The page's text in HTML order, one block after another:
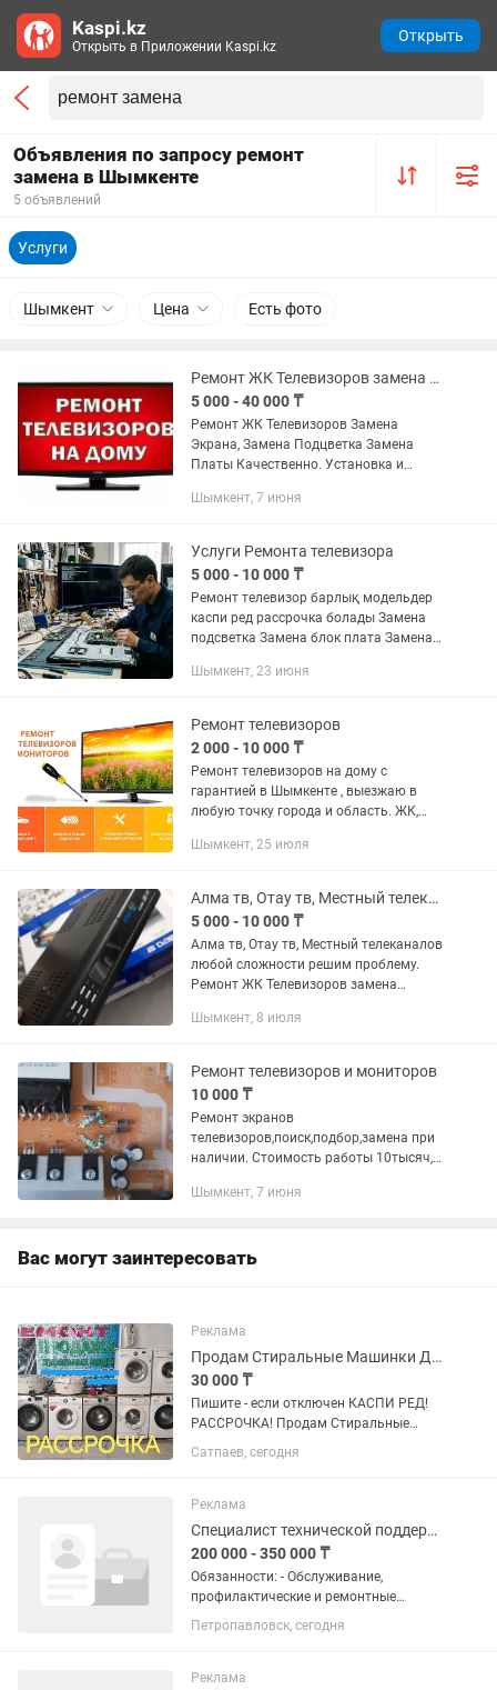
Объявления по запросу ремонт
замена в Шымкенте
5 объявлений
Услуги
Шымкент Цена Есть фото
Ремонт ЖК Телевизоров замена Экран и подцветка
5 000 - 40 000 ₸
Ремонт ЖК Телевизоров Замена
Экрана, Замена Подцветка Замена
Платы Качественно. Установка и
антенны любой сложности.
Шымкент, 7 июня
Услуги Ремонта телевизора
5 000 - 10 000 ₸
Ремонт телевизор барлық модельдер
каспи ред рассрочка болады Замена
подсветка Замена блок плата Замена
Шымкент, 23 июня
Ремонт телевизоров
2 000 - 10 000 ₸
Ремонт телевизоров на дому с
гарантией в Шымкенте , выезжаю в
любую точку города и область. ЖК,
телевизоры и мониторы. Ремонтирую
Шымкент, 25 июля
Алма тв, Отау тв, Местный телеканалов любой сложности решим проблему
5 000 - 10 000 ₸
Алма тв, Отау тв, Местный телеканалов
любой сложности решим проблему.
Ремонт ЖК Телевизоров замена
Шымкент, 8 июля
Ремонт телевизоров и мониторов
10 000 ₸
Ремонт экранов
телевизоров,поиск,подбор,замена при
наличии. Стоимость работы 10тысяч,
Шымкент, 7 июня
Вас могут заинтересовать
Реклама
Продам Стиральные Машинки Доставка-Горантия-Рассрочка !
30 000 ₸
Пишите - если отключен КАСПИ РЕД!
РАССРОЧКА! Продам Стиральные
Машинки LG-SAMSUNG от 3до8 кг
Бесплатная Доставка-гарантия.
Капитального ремонта, Замена...
Сатпаев, сегодня
Реклама
Специалист технической поддержки (IT)
200 000 - 350 000 ₸
Обязанности: - Обслуживание,
профилактические и ремонтные
работы по поддержанию в рабочем
состоянии рабочей техники
др.), программного обеспечения и
Петропавловск, сегодня
Реклама
Kaspi.kz
Открыть в Приложении Kaspi.kz
Открыть